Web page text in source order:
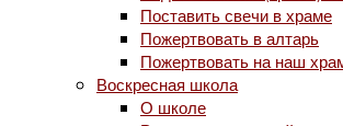
Поставить свечи в храме
Пожертвовать в алтарь
Пожертвовать на наш
Воскресная школа
О школе